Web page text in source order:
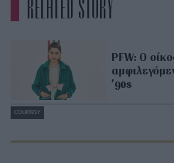
COURTESY
COURTESY
COURTESY
COURTESY
COURTESY
RELATED STORY
PFW: Ο
’90s